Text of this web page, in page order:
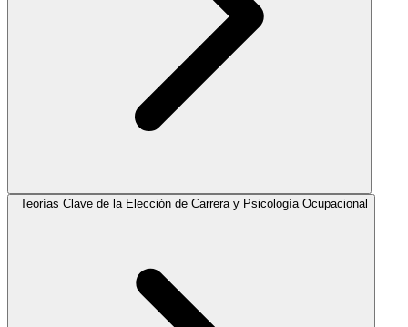
Teorías Clave de la Elección de Carrera y Psicología Ocupacional